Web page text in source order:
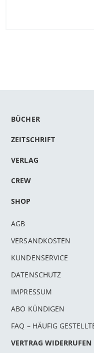
BÜCHER
ZEITSCHRIFT
VERLAG
CREW
SHOP
AGB
VERSANDKOSTEN
KUNDENSERVICE
DATENSCHUTZ
IMPRESSUM
ABO KÜNDIGEN
FAQ – HÄUFIG
VERTRAG WIDERRUFEN